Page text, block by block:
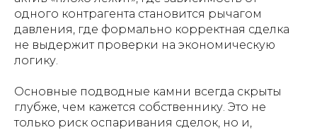
одного контрагента становится рычагом
давления, где формально корректная сделка
не выдержит проверки на экономическую
логику.
Основные подводные камни всегда скрыты
глубже, чем кажется собственнику. Это не
только риск оспаривания сделок, но и,